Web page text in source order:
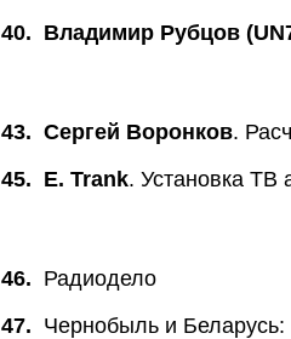
40. Владимир Рубцов
43. Сергей Воронков.
45. Е. Trank. Установка ТВ
46. Радиодело
47. Чернобыль и